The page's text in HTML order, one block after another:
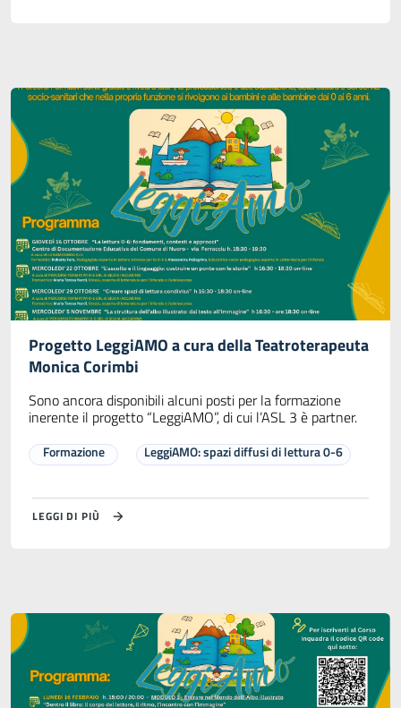
Progetto LeggiAMO a cura della Teatroterapeuta
Monica Corimbi
Sono ancora disponibili alcuni posti per la formazione
inerente il progetto “LeggiAMO”, di cui l’ASL 3 è partner.
Formazione LeggiAMO: spazi diffusi di lettura 0-6
LEGGI DI PIÙ